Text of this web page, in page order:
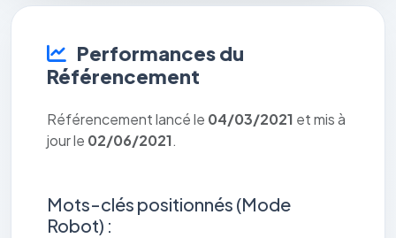
Performances du
Référencement
Référencement lancé le 04/03/2021 et mis à
jour le 02/06/2021.
Mots-clés positionnés (Mode
Robot) :